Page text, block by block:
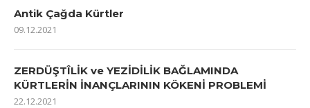
Antik Çağda Kürtler
09.12.2021
ZERDÜŞTÎLİK ve YEZİDİLİK BAĞLAMINDA
KÜRTLERİN İNANÇLARININ KÖKENİ PROBLEMİ
22.12.2021